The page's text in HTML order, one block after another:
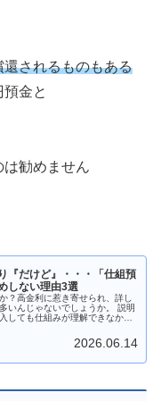
されるものもある
金と
勧めません
『だけど』・・・「仕組預
しない理由3選
？高金利に惹き寄せられ、詳し
いんじゃないでしょうか。 説明
しても仕組みが理解できなかっ
となっています。 今回は「仕組
メリットを解説します2026.06.14